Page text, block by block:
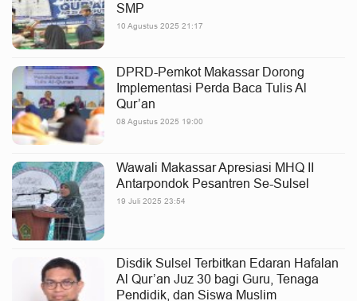
SMP
10 Agustus 2025 21:17
DPRD-Pemkot Makassar Dorong
Implementasi Perda Baca Tulis Al
Qur’an
08 Agustus 2025 19:00
Wawali Makassar Apresiasi MHQ II
Antarpondok Pesantren Se-Sulsel
19 Juli 2025 23:54
Disdik Sulsel Terbitkan Edaran Hafalan
Al Qur’an Juz 30 bagi Guru, Tenaga
Pendidik, dan Siswa Muslim